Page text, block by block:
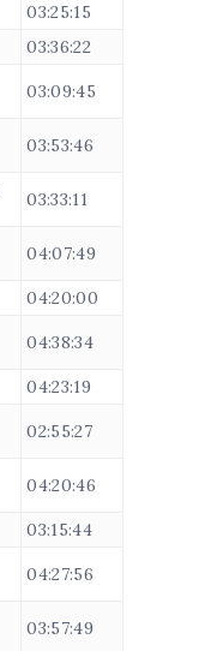
03:25:15
03:36:22
03:09:45
03:53:46
03:33:11
04:07:49
04:20:00
04:38:34
04:23:19
02:55:27
04:20:46
03:15:44
04:27:56
03:57:49